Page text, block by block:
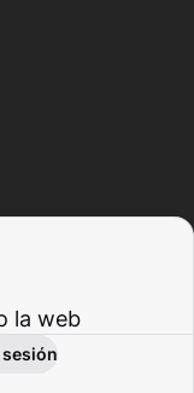
la web